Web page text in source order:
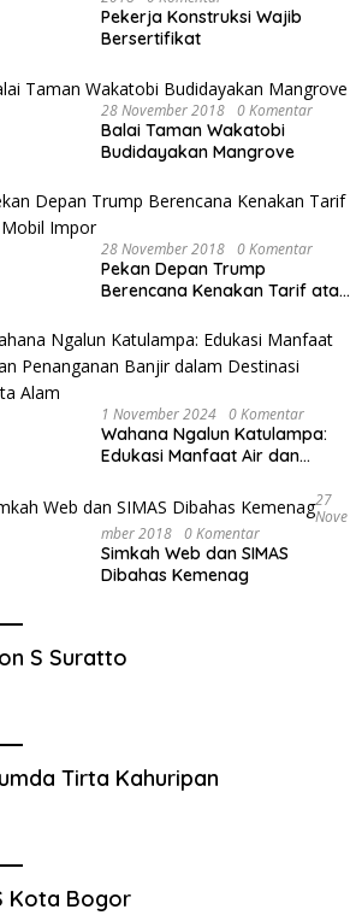
Pekerja Konstruksi Wajib
Bersertifikat
28 November 2018 0 Komentar
Balai Taman Wakatobi
Budidayakan Mangrove
28 November 2018 0 Komentar
Pekan Depan Trump
Berencana Kenakan Tarif atas
1 November 2024 0 Komentar
Wahana Ngalun Katulampa:
Edukasi Manfaat Air dan
Destinasi Wisata Alam
27
Nove
Mber 2018
0 Komentar
Simkah Web dan SIMAS
Dibahas Kemenag
S Suratto
Tirta Kahuripan
Kota Bogor